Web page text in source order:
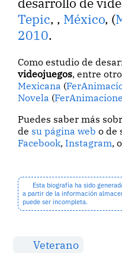
desarrollo de
Tepic, , México, (
2010.
Como estudio de
videojuegos, entre
Mexicana (
Novela (
Puedes saber más
de su página web o de
Facebook,Instagram,
Esta biografía ha sido
a partir de la información
puede ser incompleta.
Veterano